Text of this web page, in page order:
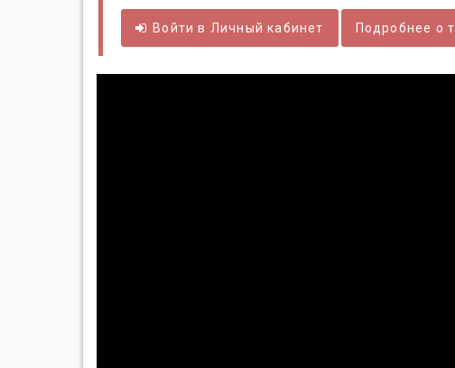
Войти в Личный кабинет Подробнее о